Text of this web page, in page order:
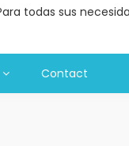
todas sus
Contact